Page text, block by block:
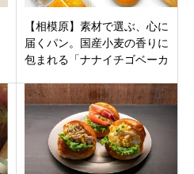
【相模原】素材で選ぶ、心に
届くパン。国産小麦の香りに
包まれる「ナナイチゴベーカ
やスコーンも